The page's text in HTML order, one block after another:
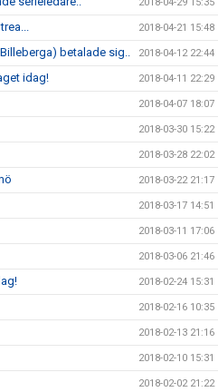
2018-04-21 15:48
betalade sig.. 2018-04-12 22:44
idag! 2018-04-11 22:29
2018-04-07 18:07
2018-03-30 15:22
2018-03-28 22:02
2018-03-22 21:17
2018-03-17 14:51
2018-03-11 17:06
2018-03-06 21:46
2018-02-24 15:31
2018-02-16 10:35
2018-02-13 21:16
2018-02-10 15:31
2018-02-02 21:22